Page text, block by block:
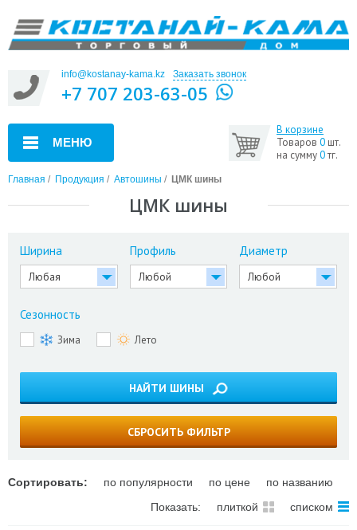
info@kostanay-kama.kz Заказать звонок
+7 707 203-63-05
МЕНЮ
В корзине
Товаров 0 шт.
на сумму0тг.
Главная / Продукция / Автошины / ЦМК шины
ЦМК шины
Ширина Профиль Диаметр
Сезонность
Зима Лето
СБРОСИТЬ ФИЛЬТР
НАЙТИ ШИНЫ
Сортировать: по популярности по цене
по названию
Показать:
плиткой списком